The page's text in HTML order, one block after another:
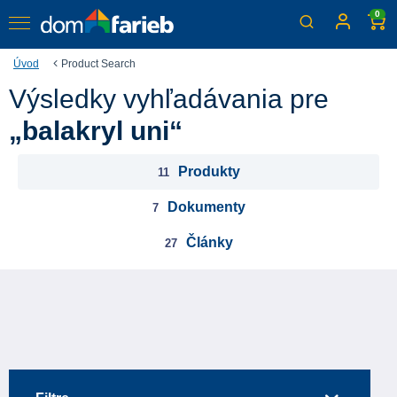
0
Úvod Product Search
Výsledky vyhľadávania pre
„balakryl uni“
11 Produkty
7 Dokumenty
27 Články